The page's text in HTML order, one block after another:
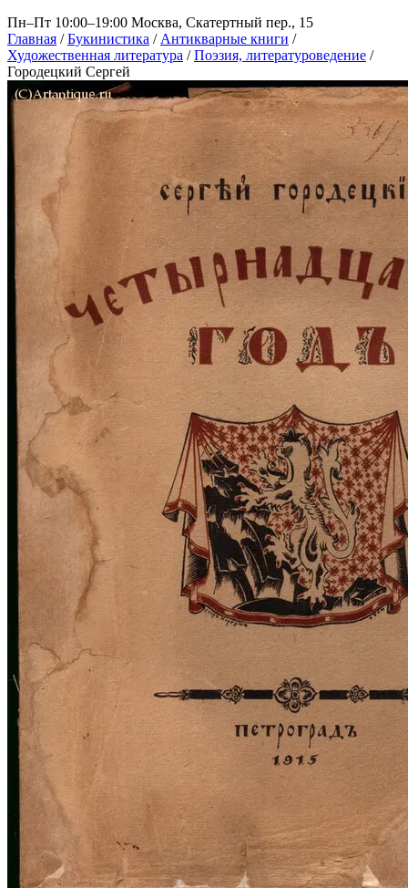
Пн–Пт 10:00–19:00 Москва, Скатертный пер., 15
Главная / Букинистика / Антикварные книги /
Художественная литература / Поэзия, литературоведение /
Городецкий Сергей